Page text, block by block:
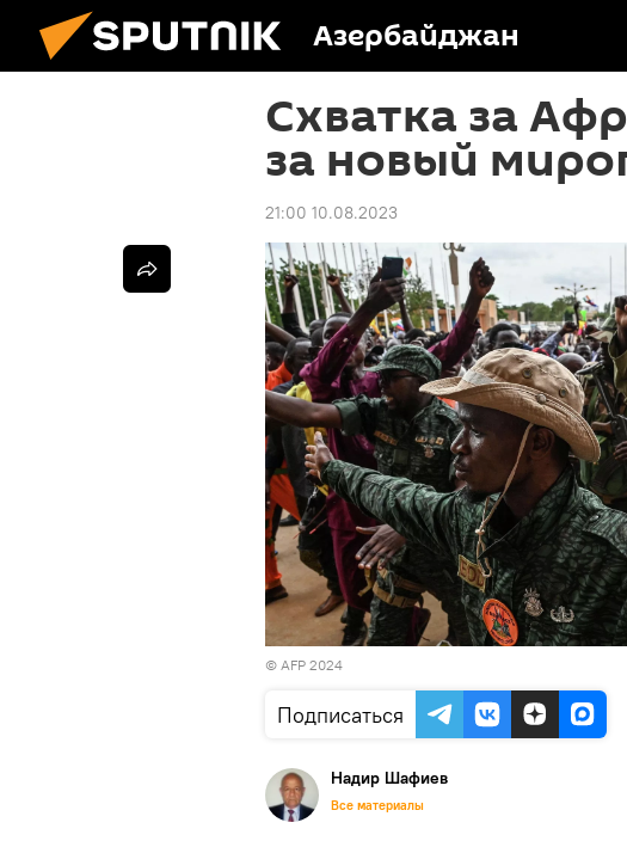
Азербайджан
Схватка за
за новый
21:00 10.08.2023
© AFP 2024
Подписаться
Надир Шафиев
Все материалы